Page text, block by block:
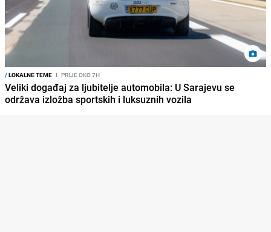
/LOKALNE TEME I PRIJE OKO 7H
Veliki događaj za ljubitelje automobila: U Sarajevu se
održava izložba sportskih i luksuznih vozila